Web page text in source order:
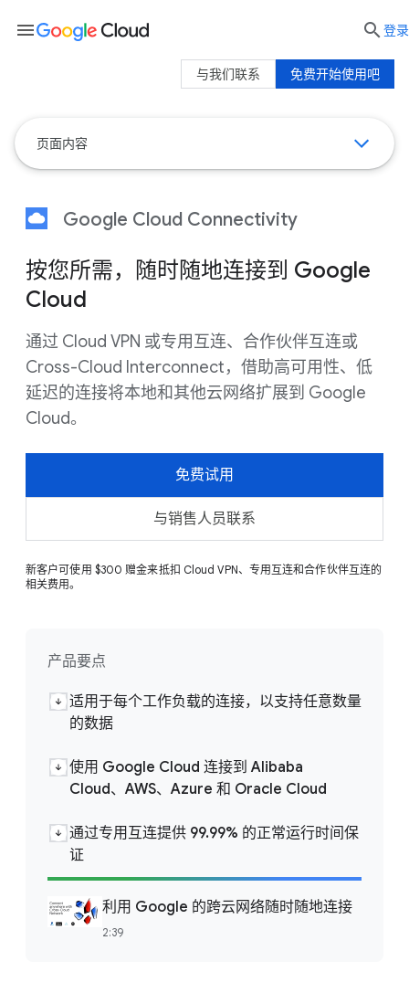
页面内容
Google Cloud Connectivity
按您所需，随时随地连接到 Google
Cloud
通过 Cloud VPN 或专用互连、合作伙伴互连或
Cross-Cloud Interconnect，借助高可用性、低
延迟的连接将本地和其他云网络扩展到 Google
Cloud。
免费试用
与销售人员联系
新客户可使用 $300 赠金来抵扣 Cloud VPN、专用互连和合作伙伴互连的
相关费用。
产品要点
适用于每个工作负载的连接，以支持任意数量
的数据
使用 Google Cloud 连接到 Alibaba
Cloud、AWS、Azure 和 Oracle Cloud
通过专用互连提供 99.99% 的正常运行时间保
证
利用 Google 的跨云网络随时随地连接
2:39
menu  登录
免费开始使用吧
与我们联系